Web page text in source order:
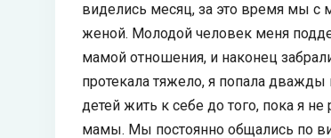
виделись месяц, за это время мы
женой. Молодой человек меня
мамой отношения, и наконец
протекала тяжело, я попала
детей жить к себе до того, пока я
мамы. Мы постоянно общались по